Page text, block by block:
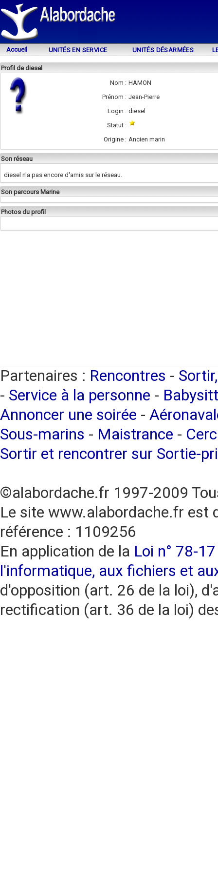
Accueil UNITÉS EN SERVICE UNITÉS DÉSARMÉES
Profil de diesel
Nom : HAMON
Prénom : Jean-Pierre
Login : diesel
Statut :
Origine : Ancien marin
Son réseau
diesel n'a pas encore d'amis sur le réseau.
Son parcours Marine
Photos du profil
Partenaires : Rencontres -
- Service à la personne -
Annoncer une soirée -
Sous-marins - Maistrance -
Sortir et rencontrer sur Sortie-
©alabordache.fr 1997-2009
Le site www.alabordache.fr est
référence : 1109256
En application de la Loi n° 78-
l'informatique, aux fichiers et
d'opposition (art. 26 de la loi),
rectification (art. 36 de la loi)